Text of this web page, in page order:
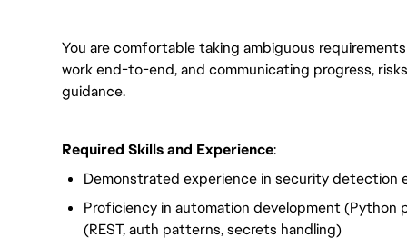
You are comfortable taking ambiguous
work end-to-end, and communicating progress,
guidance.
Required Skills and Experience:
Demonstrated experience in security detection
Proficiency in automation development (Python
(REST, auth patterns, secrets handling)